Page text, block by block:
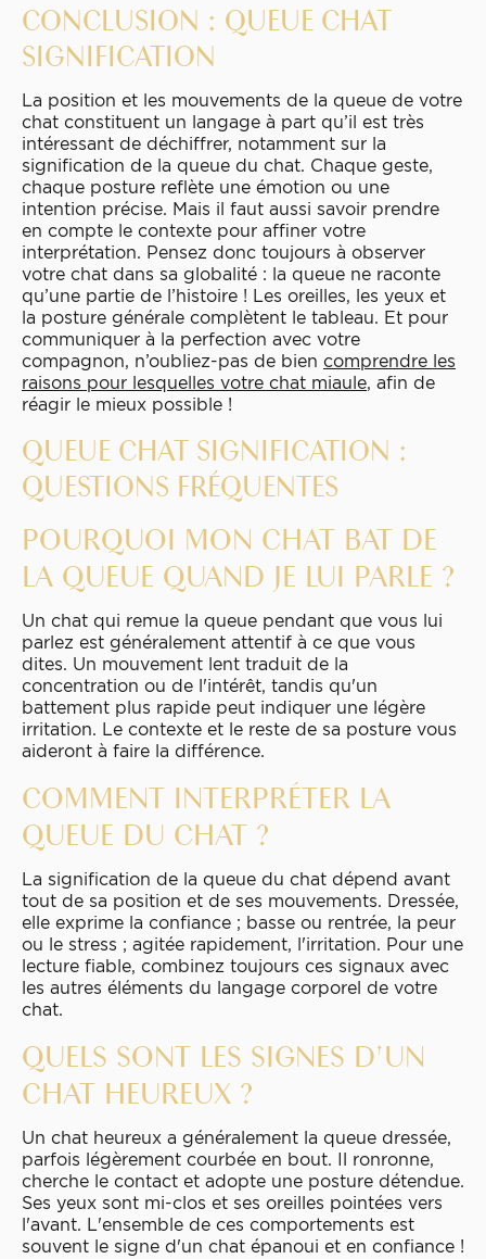
CONCLUSION : QUEUE CHAT
SIGNIFICATION
La position et les mouvements de la queue de votre
chat constituent un langage à part qu’il est très
intéressant de déchiffrer, notamment sur la
signification de la queue du chat. Chaque geste,
chaque posture reflète une émotion ou une
intention précise. Mais il faut aussi savoir prendre
en compte le contexte pour affiner votre
interprétation. Pensez donc toujours à observer
votre chat dans sa globalité : la queue ne raconte
qu’une partie de l’histoire ! Les oreilles, les yeux et
la posture générale complètent le tableau. Et pour
communiquer à la perfection avec votre
compagnon, n’oubliez-pas de bien comprendre les
raisons pour lesquelles votre chat miaule, afin de
réagir le mieux possible !
QUEUE CHAT SIGNIFICATION :
QUESTIONS FRÉQUENTES
POURQUOI MON CHAT BAT DE
LA QUEUE QUAND JE LUI PARLE ?
Un chat qui remue la queue pendant que vous lui
parlez est généralement attentif à ce que vous
dites. Un mouvement lent traduit de la
concentration ou de l'intérêt, tandis qu'un
battement plus rapide peut indiquer une légère
irritation. Le contexte et le reste de sa posture vous
aideront à faire la différence.
COMMENT INTERPRÉTER LA
QUEUE DU CHAT ?
La signification de la queue du chat dépend avant
tout de sa position et de ses mouvements. Dressée,
elle exprime la confiance ; basse ou rentrée, la peur
ou le stress ; agitée rapidement, l'irritation. Pour une
lecture fiable, combinez toujours ces signaux avec
les autres éléments du langage corporel de votre
chat.
QUELS SONT LES SIGNES D'UN
CHAT HEUREUX ?
Un chat heureux a généralement la queue dressée,
parfois légèrement courbée en bout. Il ronronne,
cherche le contact et adopte une posture détendue.
Ses yeux sont mi-clos et ses oreilles pointées vers
l'avant. L'ensemble de ces comportements est
souvent le signe d'un chat épanoui et en confiance !